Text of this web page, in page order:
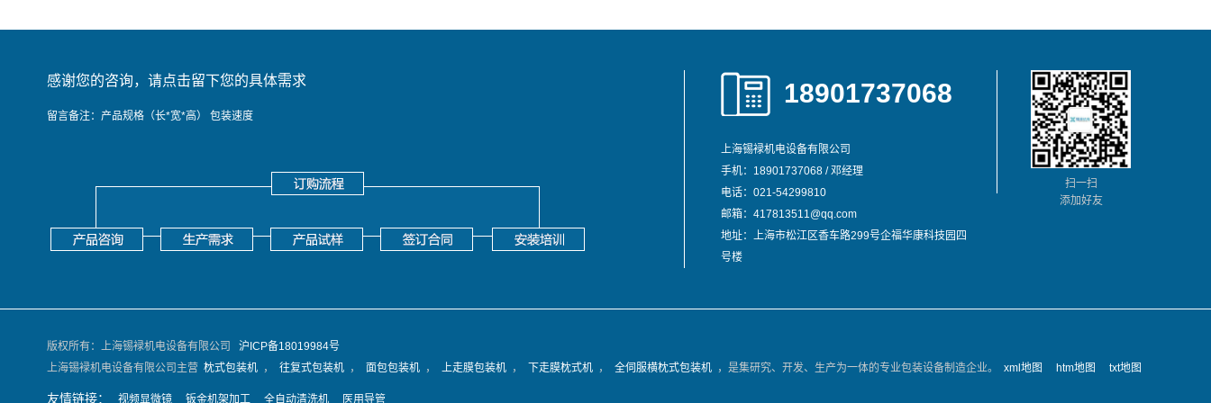
感谢您的咨询，请点击留下您的具体需求
留言备注：产品规格（长*宽*高） 包装速度
扫一扫
添加好友
18901737068
上海锡䘵机电设备有限公司
手机：18901737068 / 邓经理
电话：021-54299810
邮箱：417813511@qq.com
地址：上海市松江区香车路299号企福华康科技园四
号楼
版权所有：上海锡䘵机电设备有限公司
沪ICP备18019984号
上海锡䘵机电设备有限公司主营 枕式包装机 ， 往复式包装机 ， 面包包装机 ， 上走膜包装机 ， 下走膜枕式机 ， 全伺服横枕式包装机 ，是集研究、开发、生产为一体的专业包装设备制造企业。 xml地图 htm地图 txt地图
友情链接： 视频显微镜 钣金机架加工 全自动清洗机 医用导管